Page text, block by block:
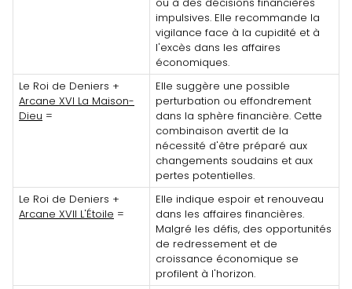
impulsives. Elle recommande la
vigilance face à la cupidité et à
l'excès dans les affaires
économiques.
Le Roi de Deniers +
Arcane XVI La Maison-
Dieu =
Elle suggère une possible
perturbation ou effondrement
dans la sphère financière. Cette
combinaison avertit de la
nécessité d'être préparé aux
changements soudains et aux
pertes potentielles.
Le Roi de Deniers +
Arcane XVII L'Étoile =
Elle indique espoir et renouveau
dans les affaires financières.
Malgré les défis, des opportunités
de redressement et de
croissance économique se
profilent à l'horizon.